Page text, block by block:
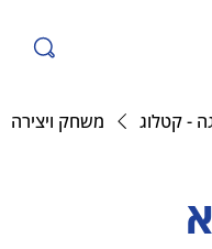
- קטלוג
משחק ויצירה